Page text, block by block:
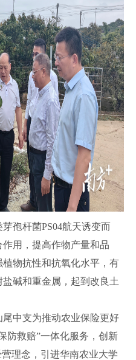
孢杆菌PS04航天诱变而
用，提高作物产量和品
物抗性和抗氧化水平，有
碱和重金属，起到改良土
中支为推动农业保险更好
防救赔”一体化服务，创新
理念，引进华南农业大学